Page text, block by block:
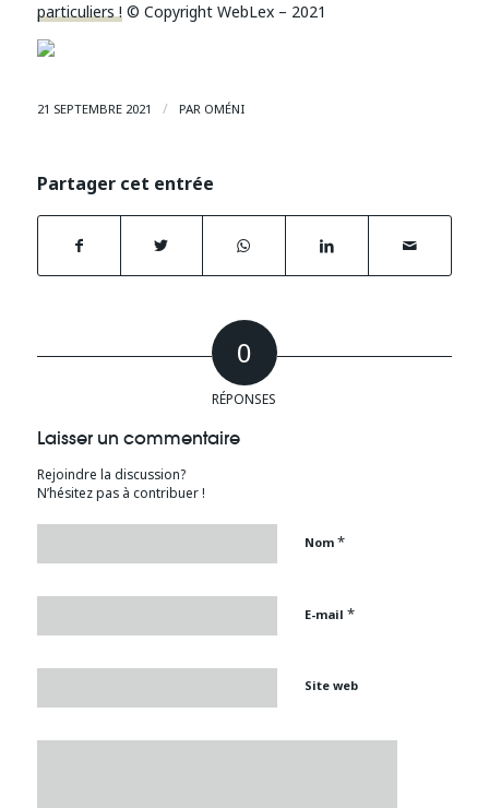
particuliers !© Copyright WebLex – 2021
21 SEPTEMBRE 2021 / PAR OMÉNI
Partager cet entrée
0
RÉPONSES
Laisser un commentaire
Rejoindre la discussion?
N’hésitez pas à contribuer !
Nom *
E-mail *
Site web